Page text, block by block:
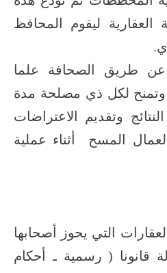
العقارية ليقوم المحافظ
طريق الصحافة علما
وتمنح لكل ذي مصلحة مدة
وتقديم الاعتراضات
المسح أثناء عملية
التي يحوز أصحابها
قانونا ( رسمية ـ أحكام